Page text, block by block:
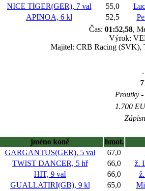
NICE TIGER(GER), 7 val 55,0
APINOA, 6 kl 52,5
Čas: 01:52,58,
Výrok:
Majitel: CRB Racing (SVK),
Proutky
1.700
jméno koně
hmot.
GARGANTUS(GER), 5 val 67,0
TWIST DANCER, 5 hř 66,0
ž.
HIT, 9 val 66,0
GUALLATIRI(GB), 9 kl 65,0